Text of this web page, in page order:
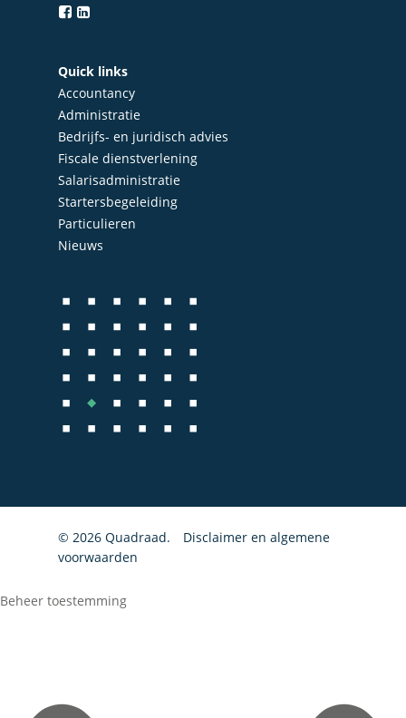
Quick links
Accountancy
Administratie
Bedrijfs- en juridisch advies
Fiscale dienstverlening
Salarisadministratie
Startersbegeleiding
Particulieren
Nieuws
© 2026 Quadraad.
Disclaimer en algemene
voorwaarden
Beheer toestemming